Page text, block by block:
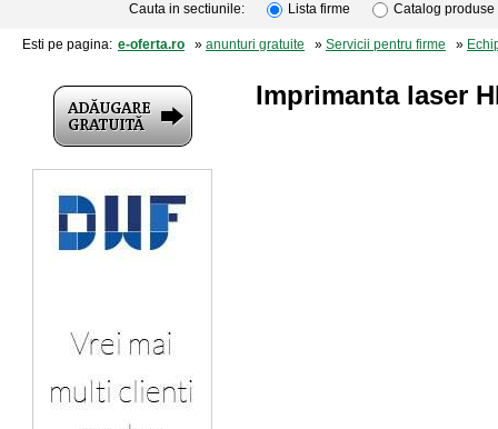
Cauta in sectiunile: Lista firme Catalog produse
Esti pe pagina: e-oferta.ro » anunturi gratuite » Servicii pentru firme »
Imprimanta laser